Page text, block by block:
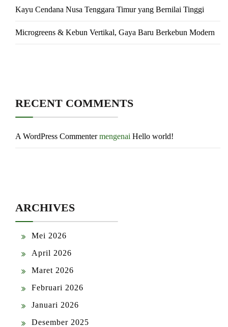
Kayu Cendana Nusa Tenggara Timur yang Bernilai Tinggi
Microgreens & Kebun Vertikal, Gaya Baru Berkebun Modern
RECENT COMMENTS
A WordPress Commentermengenai Hello world!
ARCHIVES
Mei 2026
April 2026
Maret 2026
Februari 2026
Januari 2026
Desember 2025